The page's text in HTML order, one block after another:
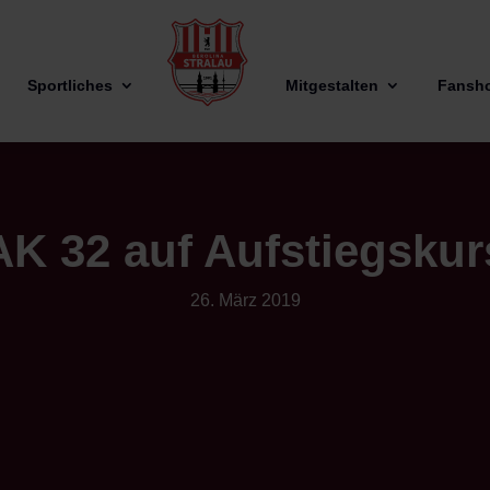
Sportliches Mitgestalten
32 auf
26. März 2019